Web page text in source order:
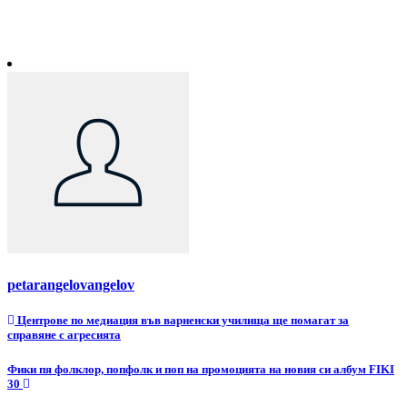
petarangelovangelov
Навигация
Центрове по медиация във варненски училища ще помагат за
справяне с агресията
Фики пя фолклор, попфолк и поп на промоцията на новия си албум FIKI
30